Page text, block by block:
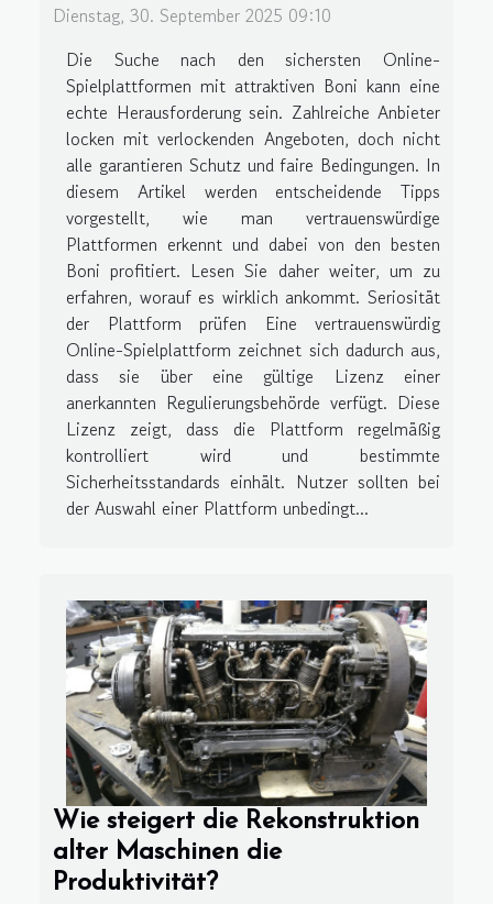
Dienstag, 30. September 2025 09:10
Die Suche nach den sichersten Online-
Spielplattformen mit attraktiven Boni kann eine
echte Herausforderung sein. Zahlreiche Anbieter
locken mit verlockenden Angeboten, doch nicht
alle garantieren Schutz und faire Bedingungen. In
diesem Artikel werden entscheidende Tipps
vorgestellt, wie man vertrauenswürdige
Plattformen erkennt und dabei von den besten
Boni profitiert. Lesen Sie daher weiter, um zu
erfahren, worauf es wirklich ankommt. Seriosität
der Plattform prüfen Eine vertrauenswürdig
Online-Spielplattform zeichnet sich dadurch aus,
dass sie über eine gültige Lizenz einer
anerkannten Regulierungsbehörde verfügt. Diese
Lizenz zeigt, dass die Plattform regelmäßig
kontrolliert wird und bestimmte
Sicherheitsstandards einhält. Nutzer sollten bei
der Auswahl einer Plattform unbedingt...
Wie steigert die Rekonstruktion
alter Maschinen die
Produktivität?